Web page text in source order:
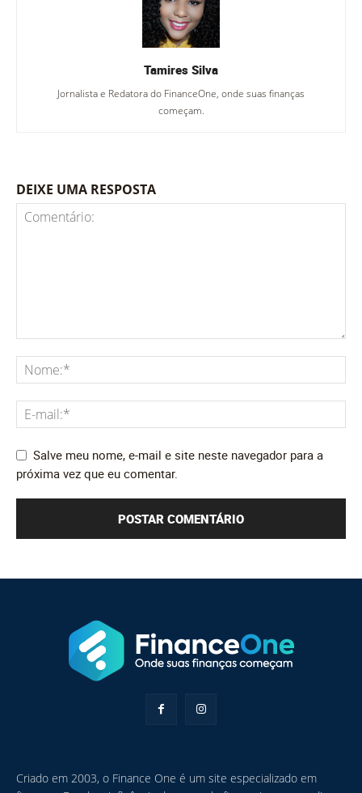
Tamires Silva
Jornalista e Redatora do FinanceOne, onde suas finanças
começam.
DEIXE UMA RESPOSTA
Salve meu nome, e-mail e site neste navegador para a
próxima vez que eu comentar.
Criado em 2003, o Finance One é um site especializado em